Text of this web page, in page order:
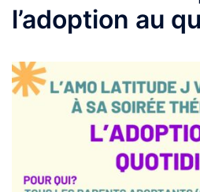
l’adoption au